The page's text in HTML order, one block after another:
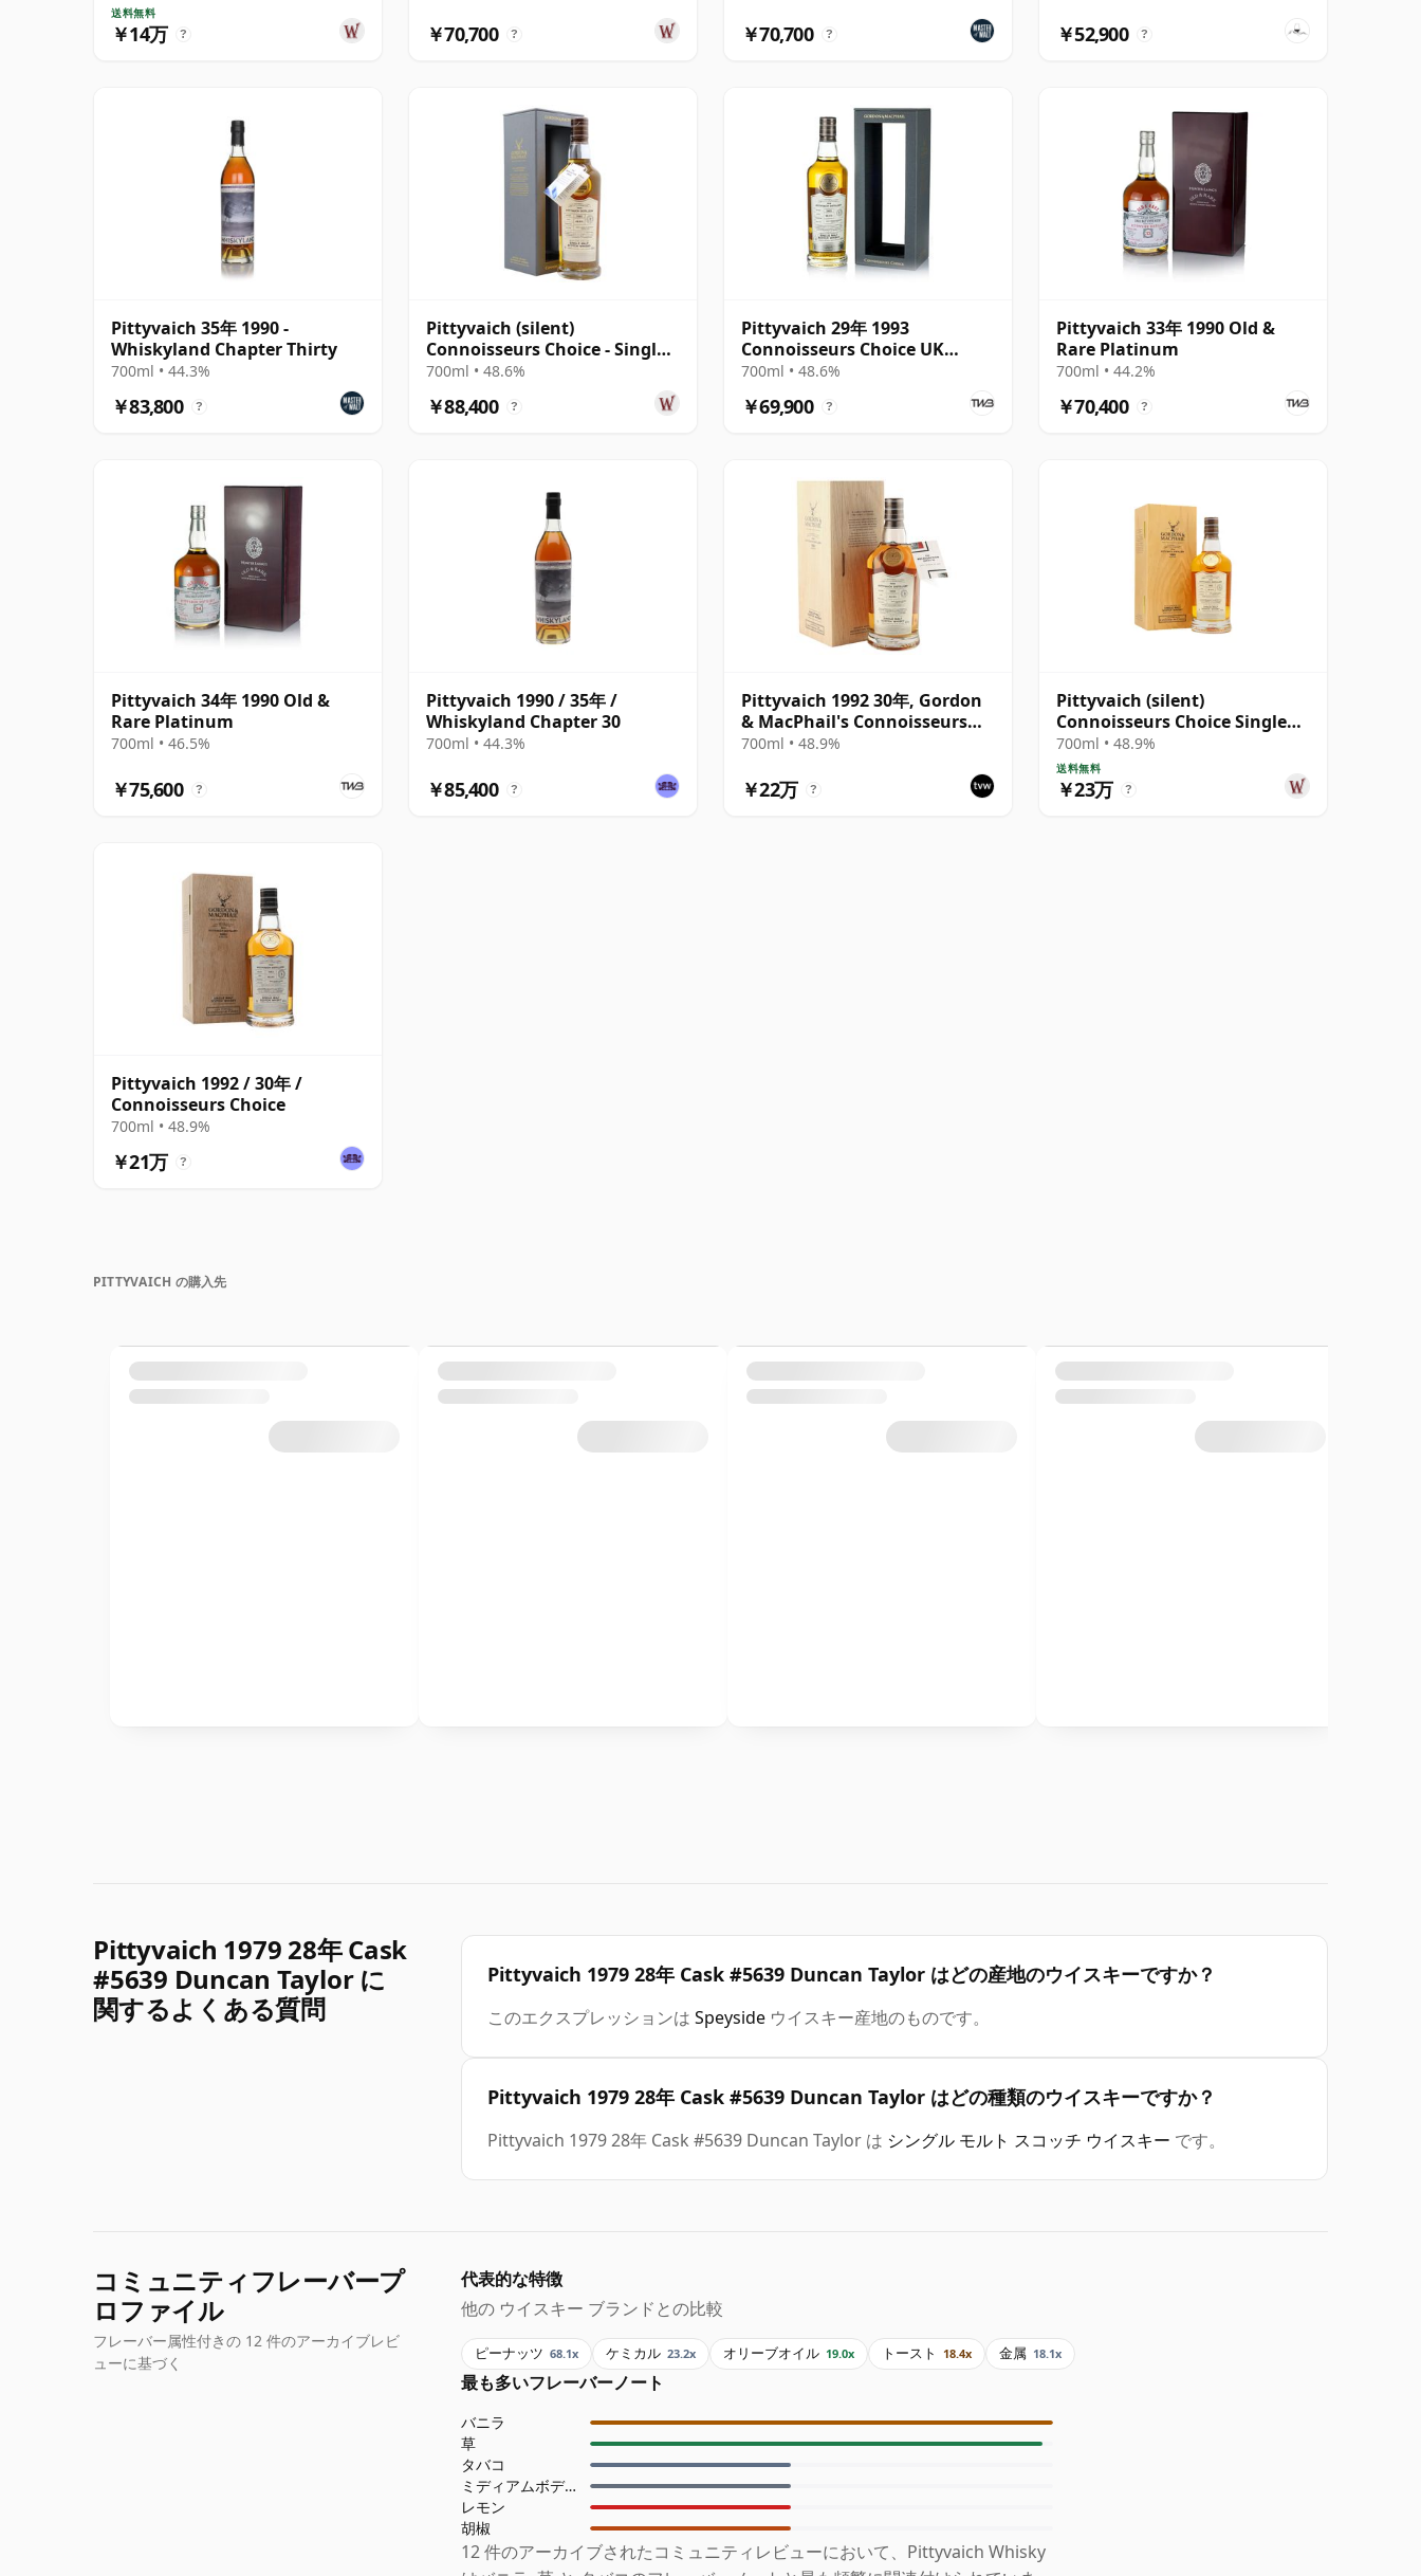
送料無料
￥14万 ? ￥70,700 ? ￥70,700 ? ￥52,900 ?
Pittyvaich 35年 1990 -
Whiskyland Chapter Thirty
700ml • 44.3%
￥83,800 ?
Pittyvaich (silent)
Connoisseurs Choice - Single
Cask #3723 1993 29年
700ml • 48.6%
￥88,400 ?
Pittyvaich 29年 1993
Connoisseurs Choice UK
Exclusive
700ml • 48.6%
￥69,900 ?
Pittyvaich 33年 1990 Old &
Rare Platinum
700ml • 44.2%
￥70,400 ?
Pittyvaich 34年 1990 Old &
Rare Platinum
700ml • 46.5%
￥75,600 ?
Pittyvaich 1990 / 35年 /
Whiskyland Chapter 30
700ml • 44.3%
￥85,400 ?
Pittyvaich 1992 30年, Gordon
& MacPhail's Connoisseurs
Choice - Recollection Series
700ml • 48.9%
￥22万 ?
Pittyvaich (silent)
Connoisseurs Choice Single
Cask #4025 1992 30年
700ml • 48.9%
送料無料
￥23万 ?
Pittyvaich 1992 / 30年 /
Connoisseurs Choice
700ml • 48.9%
￥21万 ?
PITTYVAICH の購入先
Pittyvaich 1979 28年 Cask
#5639 Duncan Taylor に
関するよくある質問
Pittyvaich 1979 28年 Cask #5639 Duncan Taylor はどの産地のウイスキーですか？
このエクスプレッションは Speyside ウイスキー産地のものです。
Pittyvaich 1979 28年 Cask #5639 Duncan Taylor はどの種類のウイスキーですか？
Pittyvaich 1979 28年 Cask #5639 Duncan Taylor は シングル モルト スコッチ ウイスキー です。
コミュニティフレーバープ
ロファイル
フレーバー属性付きの 12 件のアーカイブレビ
ューに基づく
代表的な特徴
他の ウイスキー ブランドとの比較
ピーナッツ 68.1x ケミカル 23.2x オリーブオイル 19.0x トースト 18.4x 金属 18.1x
最も多いフレーバーノート
バニラ
草
タバコ
ミディアムボディ
レモン
胡椒
12 件のアーカイブされたコミュニティレビューにおいて、Pittyvaich Whisky